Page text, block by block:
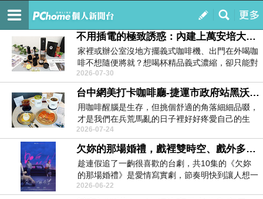
我的
訂閱
心情音樂盒
不用插電的極致誘惑：內建上萬安培大電池，隨時隨地解你的咖啡癮，Roamer咖啡行者嘖嘖開賣還送磨豆機
家裡或辦公室沒地方擺義式咖啡機、出門在外喝咖
啡不想隨便將就？想喝杯精品義式濃縮，卻只能對
著但如吮的超...
2026-07-30
台中網美打卡咖啡廳-捷運市政府站黑沃咖啡七期河南店，限定藝伎手沖買一送一超划算
用咖啡醒腦是生存，但挑個舒適的角落細細品啜，
才是我們在兵荒馬亂的日子裡好好疼愛自己的生
活。最近我喜歡...
2026-07-24
欠妳的那場婚禮，戲裡雙時空、戲外多重宇宙？長在審美上的中央空調？命定天菜變滿地雞毛，I人老婆vs巨嬰老公
趁連假追了一齣很喜歡的台劇，共10集的《欠妳
的那場婚禮》是愛情寫實劇，節奏明快到讓人想一
追再追！如果...
2026-06-22